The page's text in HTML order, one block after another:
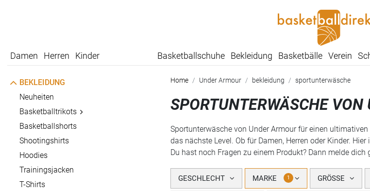
Damen Herren Kinder Basketballschuhe Bekleidung Basketbälle Verein
BEKLEIDUNG
Neuheiten
Basketballtrikots
Basketballshorts
Shootingshirts
Hoodies
Trainingsjacken
T-Shirts
Home Under Armour bekleidung sportunterwäsche
SPORTUNTERWÄSCHE
Sportunterwäsche von Under Armour für einen
das nächste Level. Ob für Damen, Herren oder Kinder.
Du hast noch Fragen zu einem Produkt? Dann melde dich
GESCHLECHT MARKE 1 GRÖSSE